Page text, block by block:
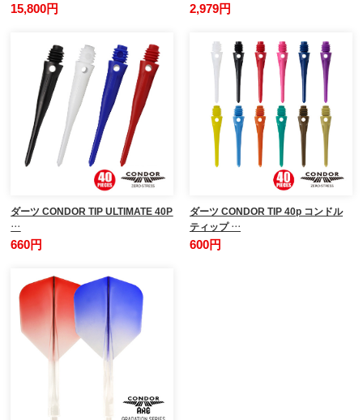
15,800円 2,979円
ダーツ CONDOR TIP ULTIMATE 40P
…
660円
ダーツ CONDOR TIP 40p コンドル
ティップ …
600円